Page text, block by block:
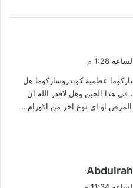
عظمية كوندروساركوما هل
هذا الجين وهل لاقدر الله ان
او اي نوع اخر من الاورام…
: